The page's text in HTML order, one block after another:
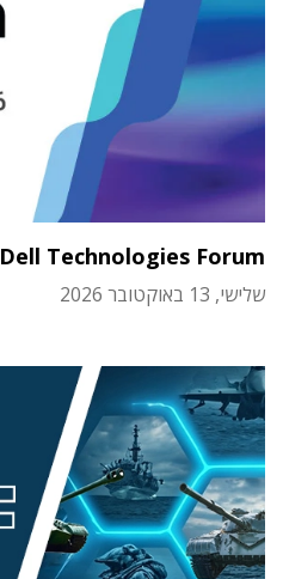
Dell Technologies Forum
שלישי, 13 באוקטובר 2026